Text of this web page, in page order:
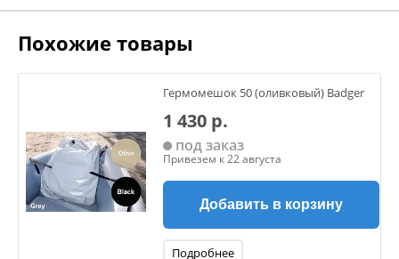
Похожие товары
Гермомешок 50 (оливковый) Badger
1 430 р.
под заказ
Привезем к 22 августа
Добавить в корзину
Подробнее